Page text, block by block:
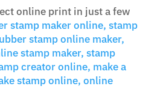
online print in just a few
stamp maker online, stamp
stamp online maker,
stamp maker, stamp
creator online, make a
stamp online, online